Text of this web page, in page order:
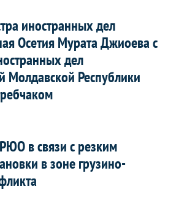
иностранных дел
Осетия Мурата Джиоева с
дел
Молдавской Республики
в связи с резким
в зоне грузино-